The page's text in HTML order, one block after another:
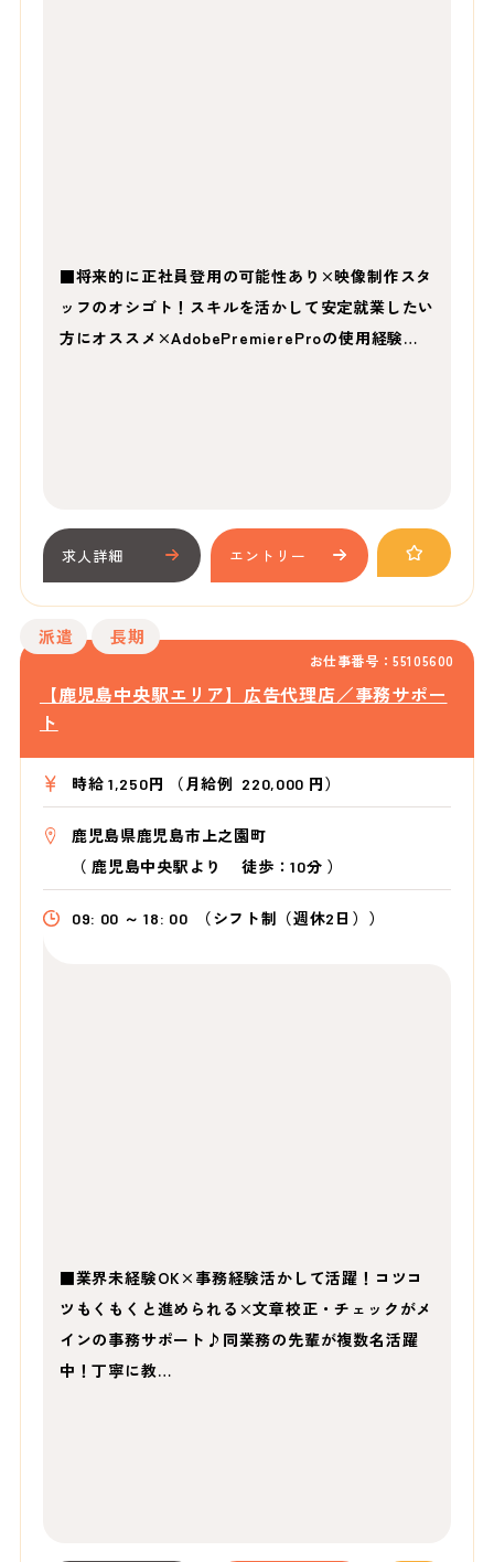
■将来的に正社員登用の可能性あり×映像制作スタ
ッフのオシゴト！スキルを活かして安定就業したい
方にオススメ×AdobePremiereProの使用経験…
求人詳細 エントリー
お仕事番号：55105600
派遣 長期
【鹿児島中央駅エリア】広告代理店／事務サポー
ト
時給 1,250円 （月給例 220,000 円）
鹿児島県鹿児島市上之園町
（ 鹿児島中央駅より徒歩：10分 ）
09: 00 ～ 18: 00 （シフト制（週休2日））
■業界未経験OK×事務経験活かして活躍！コツコ
ツもくもくと進められる×文章校正・チェックがメ
インの事務サポート♪同業務の先輩が複数名活躍
中！丁寧に教…